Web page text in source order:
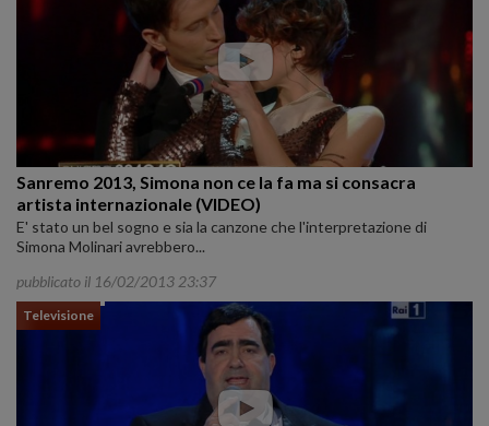
Sanremo 2013, Simona non ce la fa ma si consacra
artista internazionale (VIDEO)
E' stato un bel sogno e sia la canzone che l'interpretazione di
Simona Molinari avrebbero...
pubblicato il 16/02/2013 23:37
Televisione